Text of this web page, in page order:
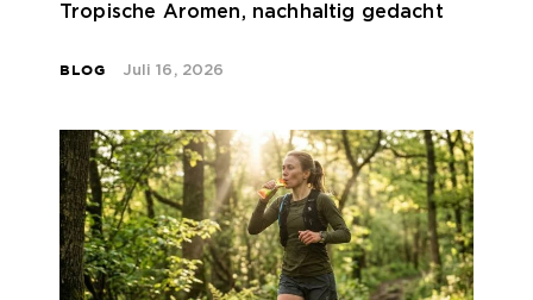
Tropische Aromen, nachhaltig gedacht
BLOG Juli 16, 2026